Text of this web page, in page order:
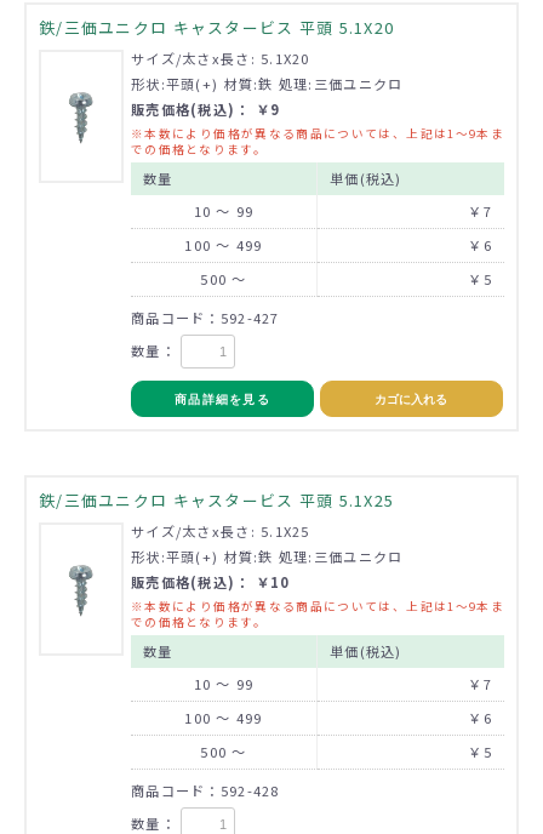
鉄/三価ユニクロ キャスタービス 平頭 5.1X20
サイズ/太さx長さ: 5.1X20
形状:平頭(+) 材質:鉄 処理:三価ユニクロ
販売価格(税込)： ￥9
※本数により価格が異なる商品については、上記は1～9本ま
での価格となります。
数量
単価(税込)
10 ～ 99
￥7
100 ～ 499
￥6
500 ～
￥5
商品コード：592-427
数量：
商品詳細を見る カゴに入れる
鉄/三価ユニクロ キャスタービス 平頭 5.1X25
サイズ/太さx長さ: 5.1X25
形状:平頭(+) 材質:鉄 処理:三価ユニクロ
販売価格(税込)： ￥10
※本数により価格が異なる商品については、上記は1～9本ま
での価格となります。
数量
単価(税込)
10 ～ 99
￥7
100 ～ 499
￥6
500 ～
￥5
商品コード：592-428
数量：